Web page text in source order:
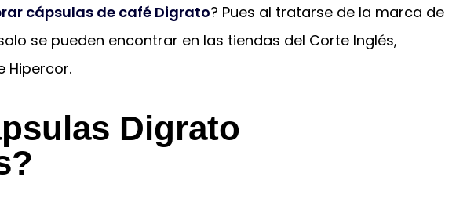
cápsulas de café Digrato? Pues al tratarse de la marca de
se pueden encontrar en las tiendas del Corte Inglés,
Hipercor.
Digrato